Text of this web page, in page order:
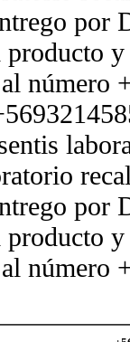
por
número
por
número